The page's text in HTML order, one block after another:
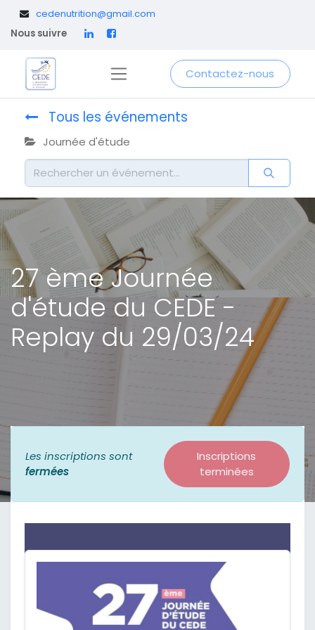
cedenutrition@gmail.com
Nous suivre
Contactez-nous
Tous les événements
Journée d'étude
27 ème Journée
d'étude du CEDE -
Replay du 29/03/24
Les inscriptions sont
fermées
Inscriptions
terminées